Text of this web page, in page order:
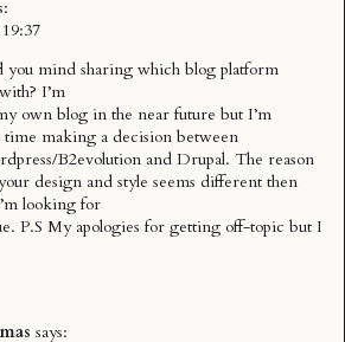
you mind sharing which blog platform
I’m
own blog in the near future but I’m
making a decision between
B2evolution and Drupal. The reason
design and style seems different then
looking for
P.S My apologies for getting off-topic but I
says: